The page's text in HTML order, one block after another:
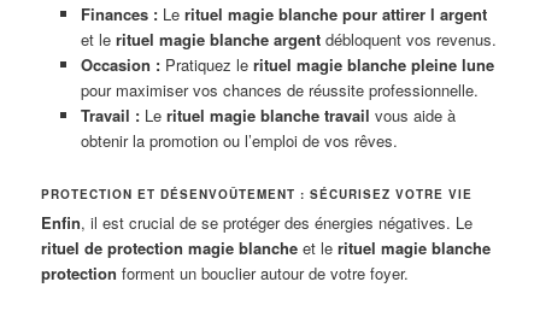
Finances :Le rituel magie blanche pour attirer l argent
et le rituel magie blanche argentdébloquent vos revenus.
Occasion :Pratiquez le rituel magie blanche pleine lune
pour maximiser vos chances de réussite professionnelle.
Travail :Le rituel magie blanche travail vous aide à
obtenir la promotion ou l’emploi de vos rêves.
PROTECTION ET DÉSENVOÛTEMENT : SÉCURISEZ VOTRE VIE
Enfin, il est crucial de se protéger des énergies négatives. Le
rituel de protection magie blanche et lerituel magie blanche
protection forment un bouclier autour de votre foyer.